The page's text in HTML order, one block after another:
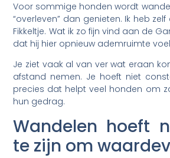
Voor sommige honden wordt
“overleven” dan genieten. Ik heb zelf
Fikkeltje. Wat ik zo fijn vind aan de
dat hij hier opnieuw ademruimte
Je ziet vaak al van ver wat eraan
afstand nemen. Je hoeft niet
precies dat helpt veel honden om
hun gedrag.
Wandelen hoeft
te zijn om